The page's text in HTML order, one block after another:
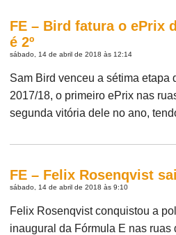
FE – Bird fatura o ePrix
é 2º
sábado, 14 de abril de 2018 às 12:14
Sam Bird venceu a sétima etapa
2017/18, o primeiro ePrix nas
segunda vitória dele no ano,
FE – Felix Rosenqvist
sábado, 14 de abril de 2018 às 9:10
Felix Rosenqvist conquistou a
inaugural da Fórmula E nas ruas